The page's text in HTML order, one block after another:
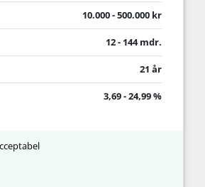
10.000 - 500.000 kr
12 - 144 mdr.
21 år
3,69 - 24,99 %